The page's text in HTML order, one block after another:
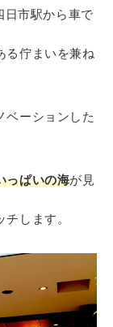
市駅から車で
る佇まいを兼ね
ベーションした
っぱいの海が見
します。